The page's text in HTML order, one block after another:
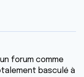
forum comme
basculé à